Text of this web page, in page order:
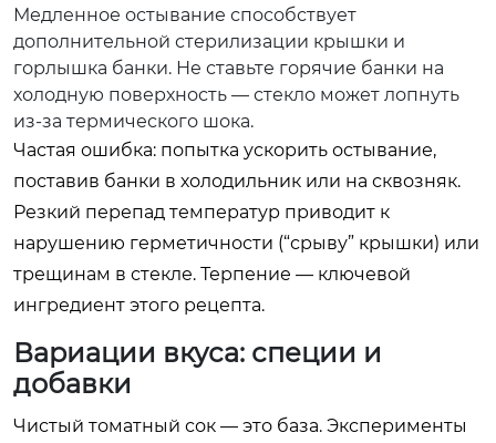
Медленное остывание способствует
дополнительной стерилизации крышки и
горлышка банки. Не ставьте горячие банки на
холодную поверхность — стекло может лопнуть
из-за термического шока.
Частая ошибка: попытка ускорить остывание,
поставив банки в холодильник или на сквозняк.
Резкий перепад температур приводит к
нарушению герметичности (“срыву” крышки) или
трещинам в стекле. Терпение — ключевой
ингредиент этого рецепта.
Вариации вкуса: специи и
добавки
Чистый томатный сок — это база. Эксперименты